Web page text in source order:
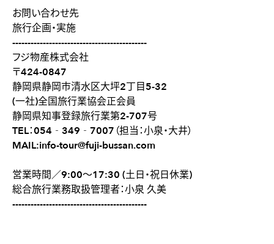
お問い合わせ先
旅行企画・実施
--------------------------------------------
フジ物産株式会社
〒424-0847
静岡県静岡市清水区大坪2丁目5-32
(一社)全国旅行業協会正会員
静岡県知事登録旅行業第2-707号
TEL：054‐349‐7007（担当：小泉・大井）
MAIL:info-tour@fuji-bussan.com
営業時間／9:00〜17:30 (土日・祝日休業)
総合旅行業務取扱管理者：小泉 久美
--------------------------------------------